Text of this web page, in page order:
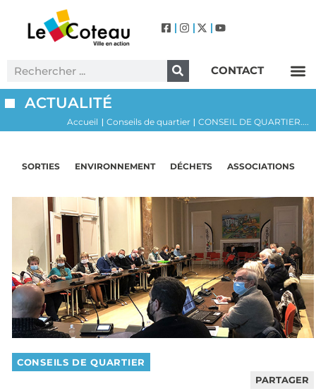
CONTACT
ACTUALITÉ
Accueil | Conseils de quartier | CONSEIL DE QUARTIER....
SORTIES ENVIRONNEMENT DÉCHETS ASSOCIATIONS
CONSEILS DE QUARTIER
PARTAGER